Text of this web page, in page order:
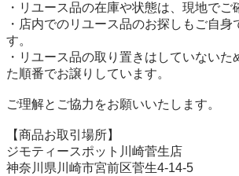
・リユース品の在庫や状態は、現地でご
・店内でのリユース品のお探しもご自身
す。
・リユース品の取り置きはしていないた
た順番でお譲りしています。
ご理解とご協力をお願いいたします。
【商品お取引場所】
ジモティースポット川崎菅生店
神奈川県川崎市宮前区菅生4-14-5